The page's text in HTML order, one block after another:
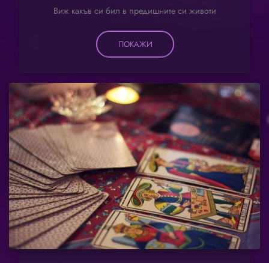
Виж какъв си бил в предишните си животи
ПОКАЖИ